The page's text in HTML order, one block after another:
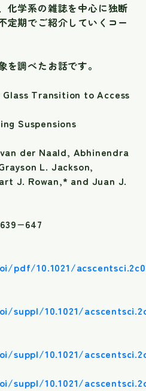
化学系の雑誌を中心に独断
定期でご紹介していくコー
調べたお話です。
Transition to Access
Suspensions
der Naald, Abhinendra
L. Jackson,
J. Rowan,* and Juan J.
pdf/10.1021/
suppl/10.1021/
suppl/10.1021/
suppl/10.1021/